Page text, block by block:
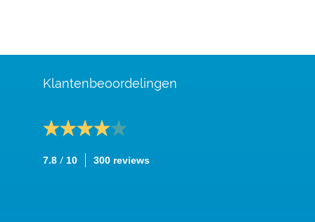
Klantenbeoordelingen
7.8 / 10 300 reviews